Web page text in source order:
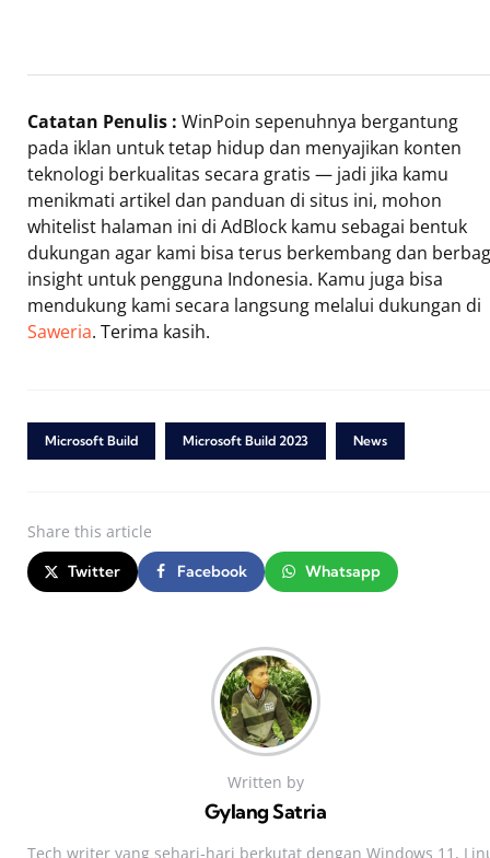
Catatan Penulis : WinPoin sepenuhnya bergantung
pada iklan untuk tetap hidup dan menyajikan konten
teknologi berkualitas secara gratis — jadi jika kamu
menikmati artikel dan panduan di situs ini, mohon
whitelist halaman ini di AdBlock kamu sebagai bentuk
dukungan agar kami bisa terus berkembang dan
insight untuk pengguna Indonesia. Kamu juga bisa
mendukung kami secara langsung melalui dukungan di
Saweria. Terima kasih.
Microsoft Build Microsoft Build 2023 News
Share this article
Twitter Facebook Whatsapp
Written by
Gylang Satria
Tech writer yang sehari‑hari berkutat dengan Windows 11,